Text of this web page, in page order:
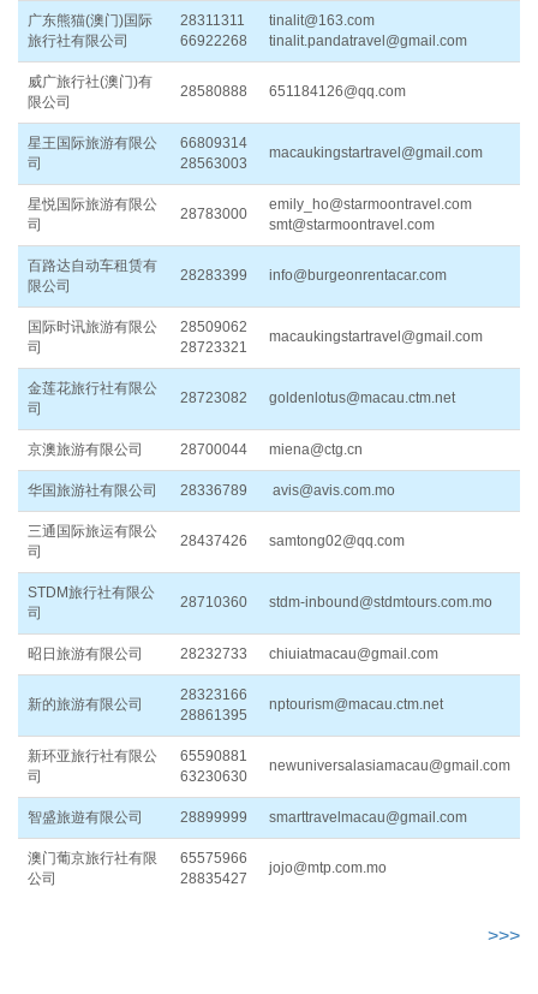
广东熊猫(澳门)国际
旅行社有限公司
28311311
66922268
tinalit@163.com
tinalit.pandatravel@gmail.com
威广旅行社(澳门)有
限公司
28580888 651184126@qq.com
星王国际旅游有限公
司
66809314
28563003
macaukingstartravel@gmail.com
星悦国际旅游有限公
司
28783000
emily_ho@starmoontravel.com
smt@starmoontravel.com
百路达自动车租赁有
限公司
28283399 info@burgeonrentacar.com
国际时讯旅游有限公
司
28509062
28723321
macaukingstartravel@gmail.com
金莲花旅行社有限公
司
28723082 goldenlotus@macau.ctm.net
京澳旅游有限公司 28700044 miena@ctg.cn
华国旅游社有限公司 28336789 avis@avis.com.mo
三通国际旅运有限公
司
28437426 samtong02@qq.com
STDM旅行社有限公
司
28710360 stdm-inbound@stdmtours.com.mo
昭日旅游有限公司 28232733 chiuiatmacau@gmail.com
新的旅游有限公司
28323166
28861395
nptourism@macau.ctm.net
新环亚旅行社有限公
司
65590881
63230630
newuniversalasiamacau@gmail.com
智盛旅遊有限公司 28899999 smarttravelmacau@gmail.com
澳门葡京旅行社有限
公司
65575966
28835427
jojo@mtp.com.mo
>>>